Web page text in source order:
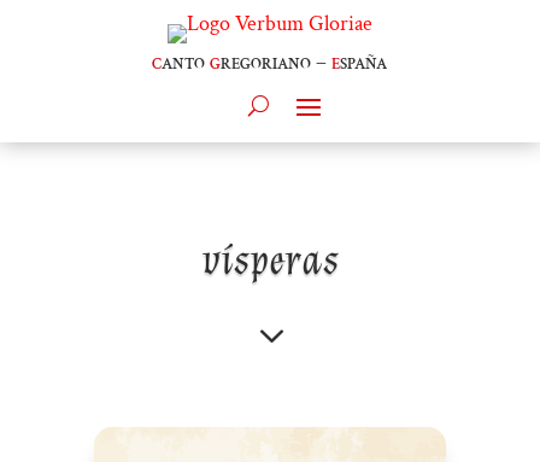
cantogregoriano –españa
vísperas
3